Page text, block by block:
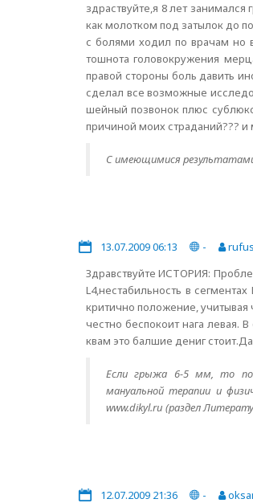
здраствуйте,я 8 лет
как молотком под затылок до
с болями ходил по врачам но
тошнота головокружения
правой стороны боль давить
сделал все возможные
шейный позвонок плюс
причиной моих страданий???
С имеющимися
13.07.2009 06:13 -
rufus
Здравствуйте ИСТОРИЯ:
L4,нестабильность в
критично положение, учитывая
честно беспокоит нага
квам это балшие дениг
Если грыжа 6-5 мм, то
мануальной терапии и
www.dikyl.ru (раздел
12.07.2009 21:36 -